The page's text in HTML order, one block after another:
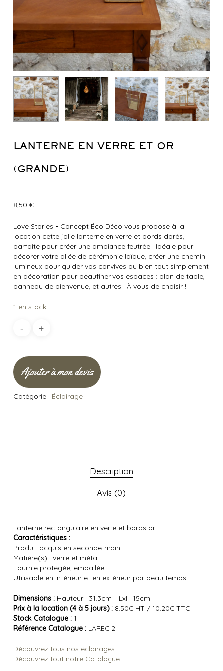
LANTERNE EN VERRE ET OR
(GRANDE)
8,50 €
Love Stories • Concept Éco Déco vous propose à la
location cette jolie lanterne en verre et bords dorés,
parfaite pour créer une ambiance feutrée ! Idéale pour
décorer votre allée de cérémonie laïque, créer une chemin
lumineux pour guider vos convives ou bien tout simplement
en décoration pour peaufiner vos espaces : plan de table,
panneau de bienvenue, et autres ! À vous de choisir !
1 en stock
Ajouter à mon devis
Catégorie : Éclairage
Description
Avis (0)
Lanterne rectangulaire en verre et bords or
Caractéristiques :
Produit acquis en seconde-main
Matière(s) : verre et métal
Fournie protégée, emballée
Utilisable en intérieur et en extérieur par beau temps
Dimensions :Hauteur : 31.3cm – Lxl : 15cm
Prix à la location (4 à 5 jours) :8.50€ HT / 10.20€ TTC
Stock Catalogue :1
Référence Catalogue :LAREC 2
Découvrez tous nos éclairages
Découvrez tout notre Catalogue